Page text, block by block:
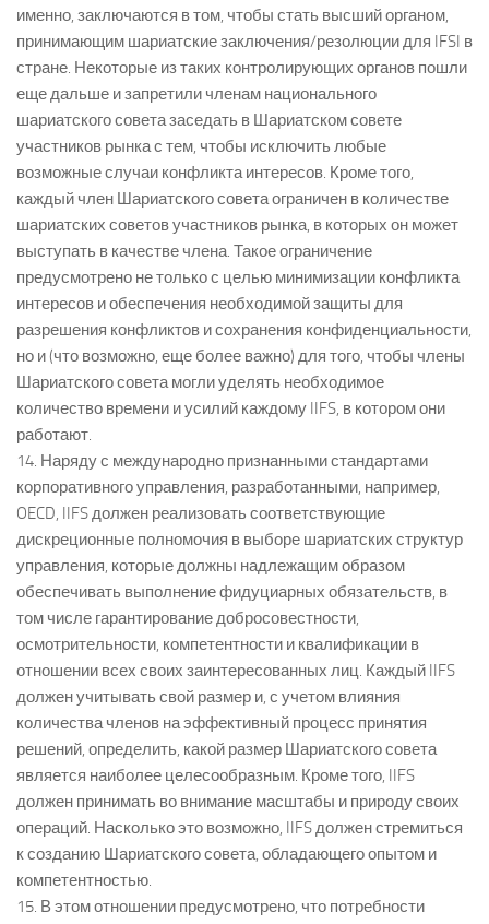
именно, заключаются в том, чтобы стать высший органом,
принимающим шариатские заключения/резолюции для IFSI в
стране. Некоторые из таких контролирующих органов пошли
еще дальше и запретили членам национального
шариатского совета заседать в Шариатском совете
участников рынка с тем, чтобы исключить любые
возможные случаи конфликта интересов. Кроме того,
каждый член Шариатского совета ограничен в количестве
шариатских советов участников рынка, в которых он может
выступать в качестве члена. Такое ограничение
предусмотрено не только с целью минимизации конфликта
интересов и обеспечения необходимой защиты для
разрешения конфликтов и сохранения конфиденциальности,
но и (что возможно, еще более важно) для того, чтобы члены
Шариатского совета могли уделять необходимое
количество времени и усилий каждому IIFS, в котором они
работают.
14. Наряду с международно признанными стандартами
корпоративного управления, разработанными, например,
OECD, IIFS должен реализовать соответствующие
дискреционные полномочия в выборе шариатских структур
управления, которые должны надлежащим образом
обеспечивать выполнение фидуциарных обязательств, в
том числе гарантирование добросовестности,
осмотрительности, компетентности и квалификации в
отношении всех своих заинтересованных лиц. Каждый IIFS
должен учитывать свой размер и, с учетом влияния
количества членов на эффективный процесс принятия
решений, определить, какой размер Шариатского совета
является наиболее целесообразным. Кроме того, IIFS
должен принимать во внимание масштабы и природу своих
операций. Насколько это возможно, IIFS должен стремиться
к созданию Шариатского совета, обладающего опытом и
компетентностью.
15. В этом отношении предусмотрено, что потребности